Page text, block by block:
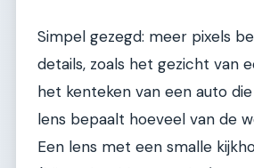
Simpel gezegd: meer pixels
details, zoals het gezicht van
het kenteken van een auto
lens bepaalt hoeveel van de
Een lens met een smalle